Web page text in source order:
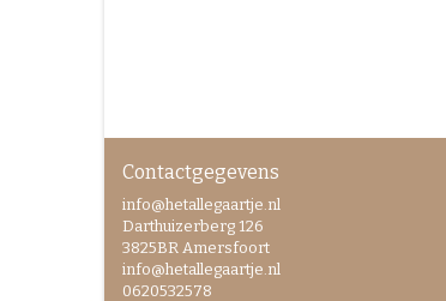
Contactgegevens
info@hetallegaartje.nl
Darthuizerberg 126
3825BR Amersfoort
info@hetallegaartje.nl
0620532578